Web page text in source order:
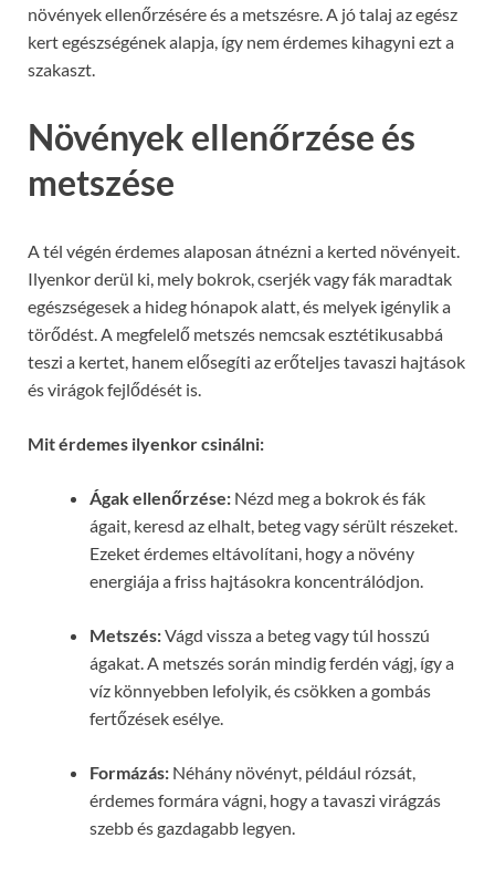
növények ellenőrzésére és a metszésre. A jó talaj az egész
kert egészségének alapja, így nem érdemes kihagyni ezt a
szakaszt.
Növények ellenőrzése és
metszése
A tél végén érdemes alaposan átnézni a kerted növényeit.
Ilyenkor derül ki, mely bokrok, cserjék vagy fák maradtak
egészségesek a hideg hónapok alatt, és melyek igénylik a
törődést. A megfelelő metszés nemcsak esztétikusabbá
teszi a kertet, hanem elősegíti az erőteljes tavaszi hajtások
és virágok fejlődését is.
Mit érdemes ilyenkor csinálni:
Ágak ellenőrzése: Nézd meg a bokrok és fák
ágait, keresd az elhalt, beteg vagy sérült részeket.
Ezeket érdemes eltávolítani, hogy a növény
energiája a friss hajtásokra koncentrálódjon.
Metszés:Vágd vissza a beteg vagy túl hosszú
ágakat. A metszés során mindig ferdén vágj, így a
víz könnyebben lefolyik, és csökken a gombás
fertőzések esélye.
Formázás: Néhány növényt, például rózsát,
érdemes formára vágni, hogy a tavaszi virágzás
szebb és gazdagabb legyen.